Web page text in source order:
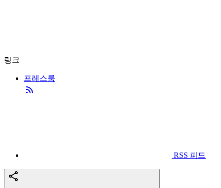
링크
프레스룸
RSS 피드